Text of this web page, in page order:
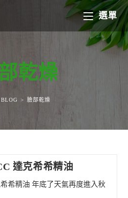
選單
乾燥
BLOG > 臉部乾燥
達克希希精油
希精油 年底了天氣再度進入秋